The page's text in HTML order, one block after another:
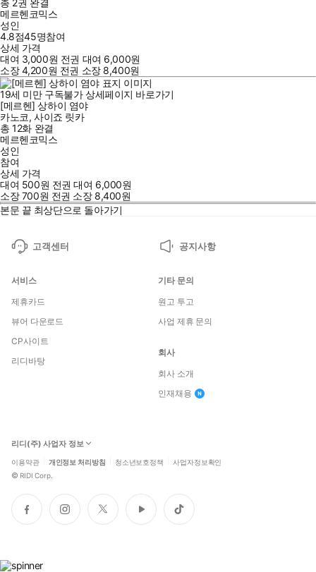
총 2권 완결
메르헨코믹스
성인
4.8점45명참여
상세 가격
대여 3,000원 전권 대여 6,000원
소장4,200원 전권 소장 8,400원
19세 미만 구독불가 상세페이지 바로가기
[메르헨] 상하이 염야
카노코, 사이죠 릿카
총 12화 완결
메르헨코믹스
성인
참여
상세 가격
대여 500원 전권 대여 6,000원
소장700원 전권 소장 8,400원
본문 끝 최상단으로 돌아가기
고객센터 공지사항
서비스
제휴카드
뷰어 다운로드
CP사이트
리디바탕
기타 문의
원고 투고
사업 제휴 문의
회사
회사 소개
인재채용
리디(주) 사업자 정보
이용약관 개인정보 처리방침 청소년보호정책 사업자정보확인
© RIDI Corp.
페
이
인
스
트
위
유
튜
틱
톡